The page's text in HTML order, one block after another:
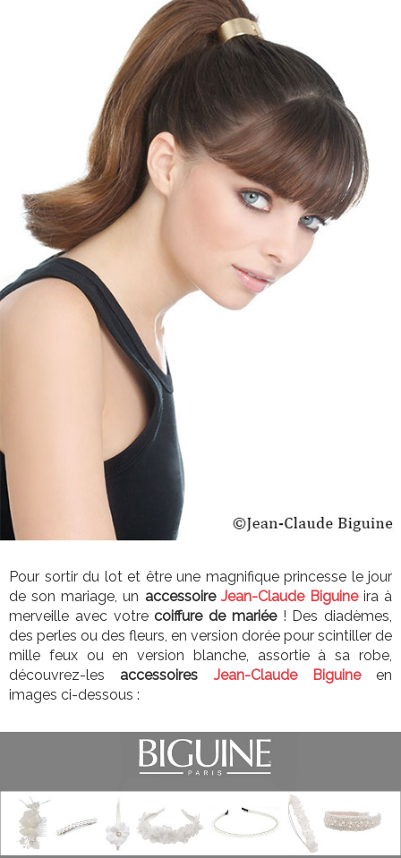
Pour sortir du lot et être une magnifique princesse le jour
de son mariage, un accessoire Jean-Claude Biguine ira à
merveille avec votre coiffure de mariée! Des diadèmes,
des perles ou des fleurs, en version dorée pour scintiller de
mille feux ou en version blanche, assortie à sa robe,
découvrez-les accessoires Jean-Claude Biguine
en
images ci-dessous :